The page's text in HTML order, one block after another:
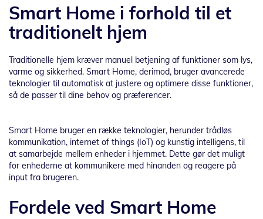
Smart Home i forhold til et
traditionelt hjem
Traditionelle hjem kræver manuel betjening af funktioner som lys,
varme og sikkerhed. Smart Home, derimod, bruger avancerede
teknologier til automatisk at justere og optimere disse funktioner,
så de passer til dine behov og præferencer.
Smart Home bruger en række teknologier, herunder trådløs
kommunikation, internet of things (IoT) og kunstig intelligens, til
at samarbejde mellem enheder i hjemmet. Dette gør det muligt
for enhederne at kommunikere med hinanden og reagere på
input fra brugeren.
Fordele ved Smart Home